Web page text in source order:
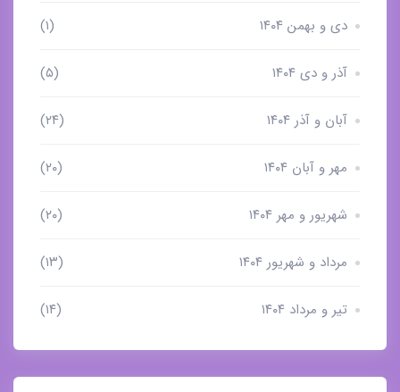
دی و بهمن ۱۴۰۴ (۱)
آذر و دی ۱۴۰۴ (۵)
آبان و آذر ۱۴۰۴ (۲۴)
مهر و آبان ۱۴۰۴ (۲۰)
شهریور و مهر ۱۴۰۴ (۲۰)
مرداد و شهریور ۱۴۰۴ (۱۳)
تیر و مرداد ۱۴۰۴ (۱۴)